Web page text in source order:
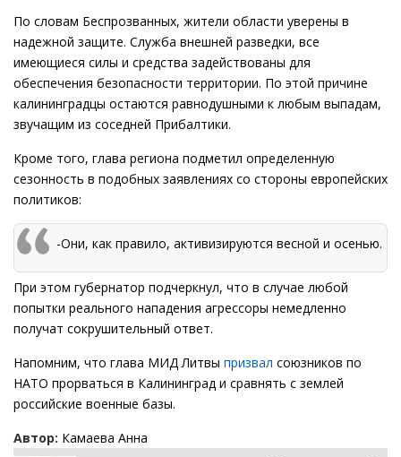
По словам Беспрозванных, жители области уверены в
надежной защите. Служба внешней разведки, все
имеющиеся силы и средства задействованы для
обеспечения безопасности территории. По этой причине
калининградцы остаются равнодушными к любым выпадам,
звучащим из соседней Прибалтики.
Кроме того, глава региона подметил определенную
сезонность в подобных заявлениях со стороны европейских
политиков:
-Они, как правило, активизируются весной и осенью.
При этом губернатор подчеркнул, что в случае любой
попытки реального нападения агрессоры немедленно
получат сокрушительный ответ.
Напомним, что глава МИД Литвы призвал союзников по
НАТО прорваться в Калининград и сравнять с землей
российские военные базы.
Автор: Камаева Анна